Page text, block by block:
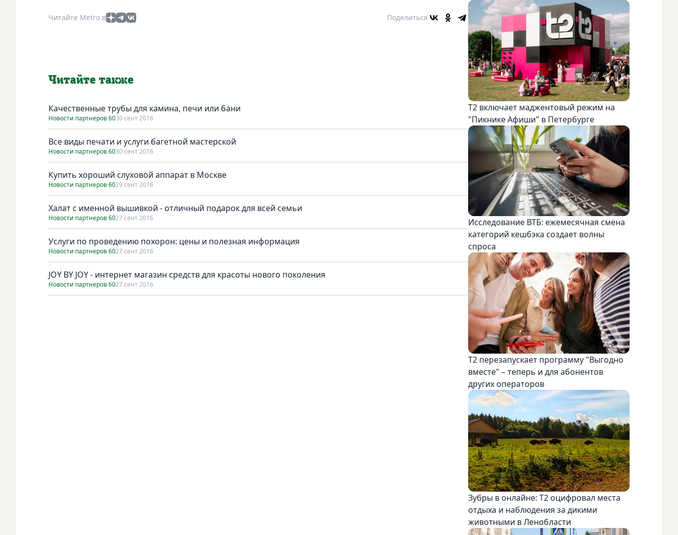
Читайте Metro в Поделиться
Читайте также
Качественные трубы для камина, печи или бани
Новости партнеров 6030 сент 2016
Все виды печати и услуги багетной мастерской
Новости партнеров 6030 сент 2016
Купить хороший слуховой аппарат в Москве
Новости партнеров 6029 сент 2016
Халат с именной вышивкой - отличный подарок для всей семьи
Новости партнеров 6027 сент 2016
Услуги по проведению похорон: цены и полезная информация
Новости партнеров 6027 сент 2016
JOY BY JOY - интернет магазин средств для красоты нового поколения
Новости партнеров 6027 сент 2016
Т2 включает маджентовый режим на
"Пикнике Афиши" в Петербурге
Исследование ВТБ: ежемесячная смена
категорий кешбэка создает волны
спроса
Т2 перезапускает программу "Выгодно
вместе" – теперь и для абонентов
других операторов
Зубры в онлайне: Т2 оцифровал места
отдыха и наблюдения за дикими
животными в Ленобласти